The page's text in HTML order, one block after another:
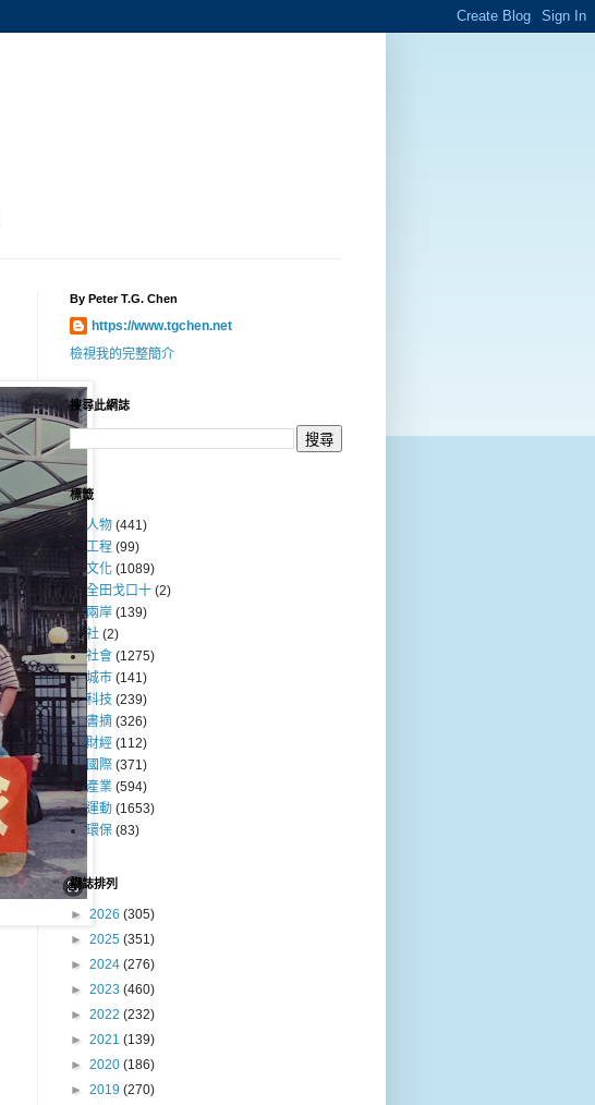
By Peter T.G. Chen
https://www.tgchen.net
檢視我的完整簡介
搜尋此網誌
標籤
人物 (441)
工程 (99)
文化 (1089)
全田戈口十 (2)
兩岸 (139)
社 (2)
社會 (1275)
城巿 (141)
科技 (239)
書摘 (326)
財經 (112)
國際 (371)
產業 (594)
運動 (1653)
環保 (83)
網誌排列
► 2026 (305)
► 2025 (351)
► 2024 (276)
► 2023 (460)
► 2022 (232)
► 2021 (139)
► 2020 (186)
► 2019 (270)